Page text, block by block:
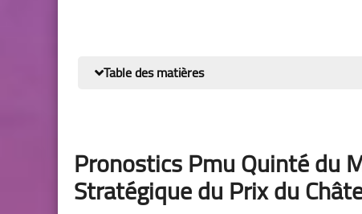
Table des matières
Pronostics Pmu Quinté du
Stratégique du Prix du